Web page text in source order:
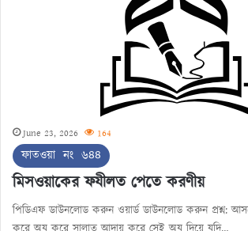
June 23, 2026 164
ফাতওয়া নং ৬৪৪
মিসওয়াকের ফযীলত পেতে করণীয়
পিডিএফ ডাউনলোড করুন ওয়ার্ড ডাউনলোড করুন প্রশ্ন: